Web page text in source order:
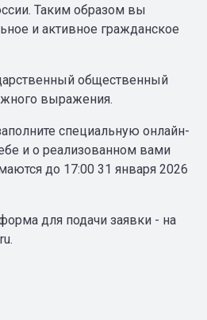
Таким образом вы
и активное гражданское
общественный
выражения.
специальную онлайн-
и о реализованном вами
до 17:00 31 января 2026
для подачи заявки - на